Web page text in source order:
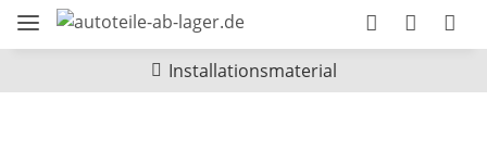
Installationsmaterial